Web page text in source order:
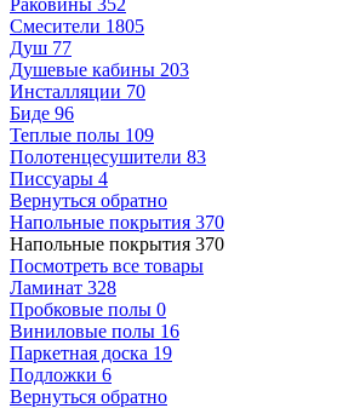
Раковины 352
Смесители 1805
Душ 77
Душевые кабины 203
Инсталляции 70
Биде 96
Теплые полы 109
Полотенцесушители 83
Писсуары 4
Вернуться обратно
Напольные покрытия 370
Напольные покрытия 370
Посмотреть все товары
Ламинат 328
Пробковые полы 0
Виниловые полы 16
Паркетная доска 19
Подложки 6
Вернуться обратно